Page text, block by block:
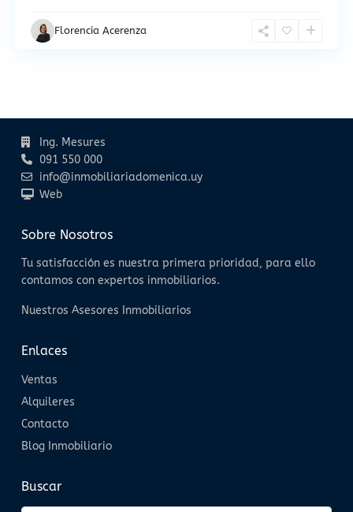
Florencia Acerenza
Ing. Mesures
091 550 000
info@inmobiliariadomenica.uy
Web
Sobre Nosotros
Tu satisfacción es nuestra primera prioridad, para ello
contamos con expertos inmobiliarios.
Nuestros Asesores Inmobiliarios
Enlaces
Ventas
Alquileres
Contacto
Blog Inmobiliario
Buscar